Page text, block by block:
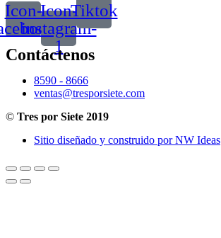
Icon-Icon-
instagram-
1
Tiktok
Contáctenos
8590 - 8666
ventas@tresporsiete.com
© Tres por Siete 2019
Sitio diseñado y construido por NW Ideas